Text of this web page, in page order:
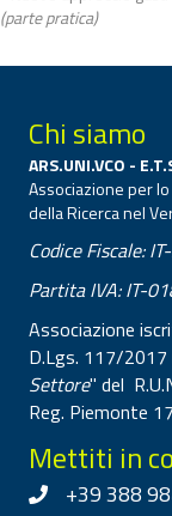
(parte pratica)
Chi siamo
ARS.UNI.VCO -
Associazione per
della Ricerca nel
Codice Fiscale:
Partita IVA: IT-
Associazione
D.Lgs. 117/2017
Settore" del
Reg. Piemonte
Mettiti in
+39 388